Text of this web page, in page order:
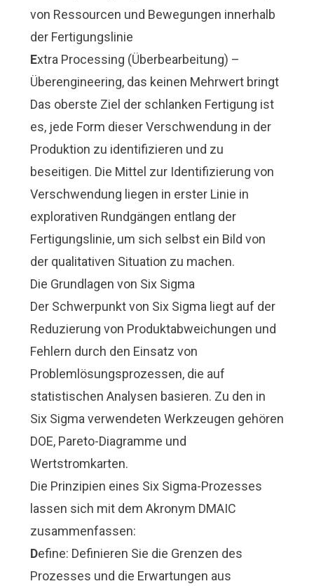
von Ressourcen und Bewegungen innerhalb
der Fertigungslinie
Extra Processing (Überbearbeitung) –
Überengineering, das keinen Mehrwert bringt
Das oberste Ziel der schlanken Fertigung ist
es, jede Form dieser Verschwendung in der
Produktion zu identifizieren und zu
beseitigen. Die Mittel zur Identifizierung von
Verschwendung liegen in erster Linie in
explorativen Rundgängen entlang der
Fertigungslinie, um sich selbst ein Bild von
der qualitativen Situation zu machen.
Die Grundlagen von Six Sigma
Der Schwerpunkt von Six Sigma liegt auf der
Reduzierung von Produktabweichungen und
Fehlern durch den Einsatz von
Problemlösungsprozessen, die auf
statistischen Analysen basieren. Zu den in
Six Sigma verwendeten Werkzeugen gehören
DOE, Pareto-Diagramme und
Wertstromkarten.
Die Prinzipien eines Six Sigma-Prozesses
lassen sich mit dem Akronym DMAIC
zusammenfassen:
Define: Definieren Sie die Grenzen des
Prozesses und die Erwartungen aus